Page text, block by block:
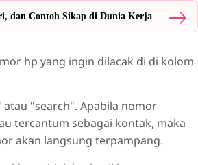
dan Contoh Sikap di Dunia Kerja
hp yang ingin dilacak di di kolom
"search". Apabila nomor
tercantum sebagai kontak, maka
akan langsung terpampang.